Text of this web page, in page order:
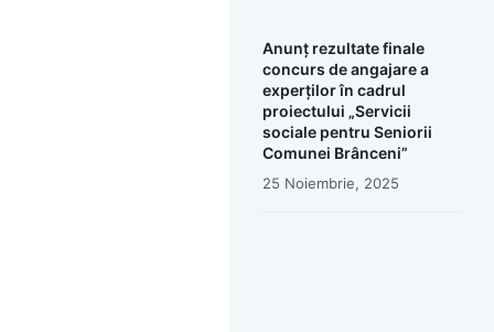
Anunț rezultate finale
concurs de angajare a
experților în cadrul
proiectului „Servicii
sociale pentru Seniorii
Comunei Brânceni”
25 Noiembrie, 2025